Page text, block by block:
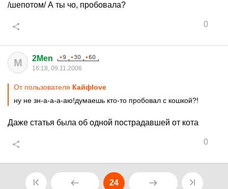
/шепотом/ А ты чо, пробовала?
0
M 2Men
16:18, 09.11.2006
От пользователя Кайфlove
ну не зн-а-а-а-аю!думаешь кто-то пробовал с кошкой?!
Даже статья была об одной пострадавшей от кота
0
24